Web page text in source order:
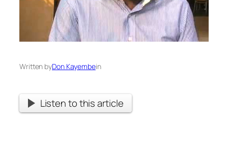
Written byDon Kayembein
Listen to this article